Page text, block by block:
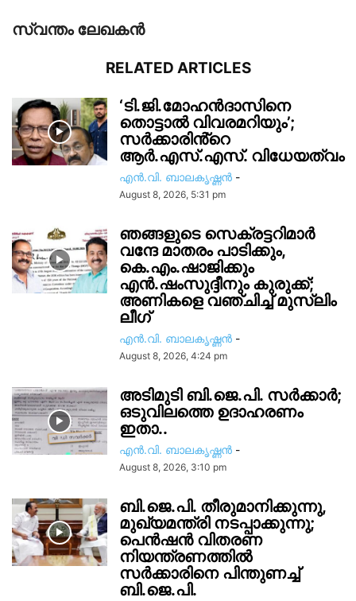
സ്വന്തം ലേഖകന്‍
RELATED ARTICLES
‘ടി.ജി.മോഹൻദാസിനെ
തൊട്ടാൽ വിവരമറിയും’;
സര്‍ക്കാരിൻ്റെ
ആർ.എസ്.എസ്. വിധേയത്വം
എൻ.വി. ബാലകൃഷ്ണൻ -
August 8, 2026, 5:31 pm
ഞങ്ങളുടെ സെക്രട്ടറിമാർ
വന്ദേ മാതരം പാടിക്കും,
കെ.എം.ഷാജിക്കും
എൻ.ഷംസുദ്ദീനും കുരുക്ക്;
അണികളെ വഞ്ചിച്ച് മുസ്ലിം
ലീഗ്
എൻ.വി. ബാലകൃഷ്ണൻ -
August 8, 2026, 4:24 pm
അടിമുടി ബി.ജെ.പി. സർക്കാർ;
ഒടുവിലത്തെ ഉദാഹരണം
ഇതാ..
എൻ.വി. ബാലകൃഷ്ണൻ -
August 8, 2026, 3:10 pm
ബി.ജെ.പി. തീരുമാനിക്കുന്നു,
മുഖ്യമന്ത്രി നടപ്പാക്കുന്നു;
പെൻഷൻ വിതരണ
നിയന്ത്രണത്തിൽ
സ‍ർക്കാരിനെ പിന്തുണച്ച്
ബി.ജെ.പി.